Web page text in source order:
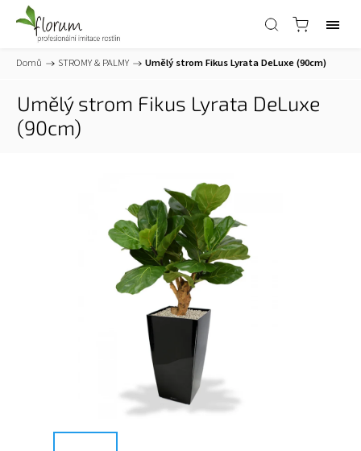
Domů / STROMY & PALMY / Umělý strom Fikus Lyrata DeLuxe (90cm)
Umělý strom Fikus Lyrata DeLuxe
(90cm)